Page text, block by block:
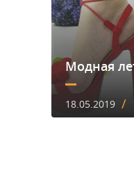
Модная
18.05.2019 /